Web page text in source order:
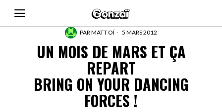
PARMATT OÏ 5 MARS 2012
UN MOIS DE MARS ET ÇA
REPART
BRING ON YOUR DANCING
FORCES !